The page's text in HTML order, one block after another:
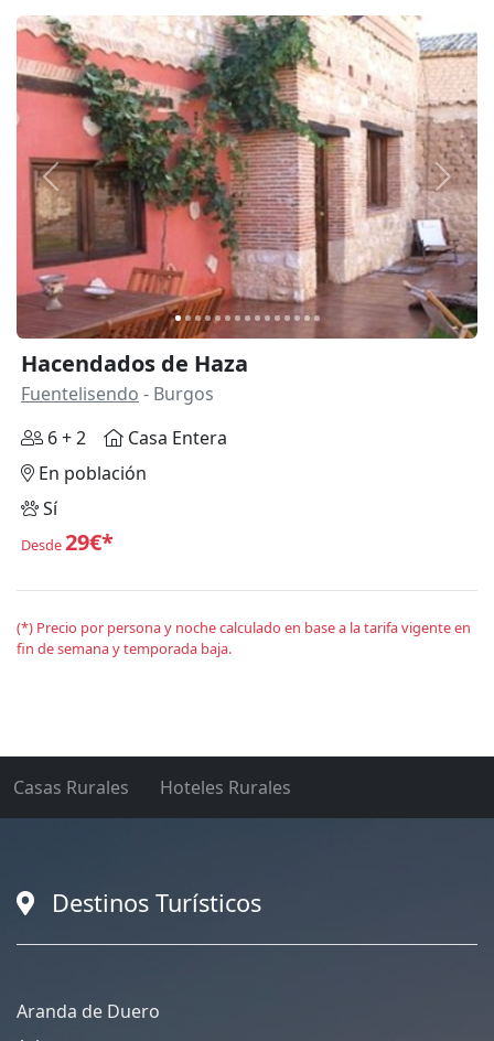
Anterior
Hacendados de Haza
Fuentelisendo - Burgos
6 + 2
Casa Entera
En población
Sí
Desde29€*
(*) Precio por persona y noche calculado en base a la tarifa vigente en
fin de semana y temporada baja.
Casas Rurales Hoteles Rurales
Destinos Turísticos
Aranda de Duero